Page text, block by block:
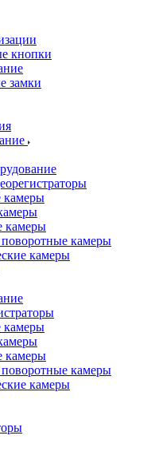
кнопки
замки
камеры
камеры
камеры
камеры
камеры
камеры
камеры
камеры